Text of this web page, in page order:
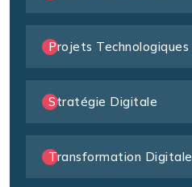
Projets Technologiques
Stratégie Digitale
Transformation Digitale